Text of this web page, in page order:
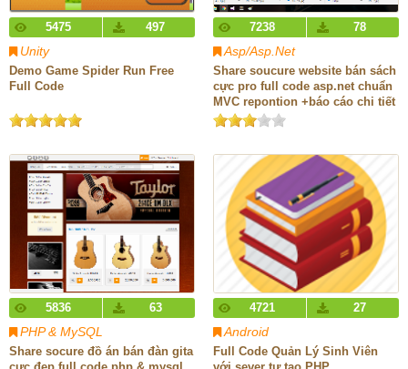
5475 497
Unity
Demo Game Spider Run Free
Full Code
7238 78
Asp/Asp.Net
Share soucure website bán sách
cực pro full code asp.net chuẩn
MVC repontion +báo cáo chi tiết
5836 63
PHP & MySQL
Share socure đồ án bán đàn gita
4721 27
Android
Full Code Quản Lý Sinh Viên